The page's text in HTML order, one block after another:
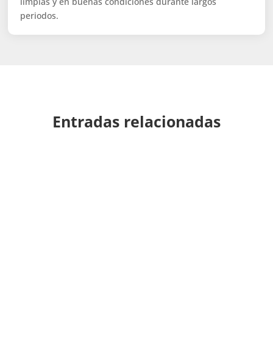
periodos.
Entradas relacionadas